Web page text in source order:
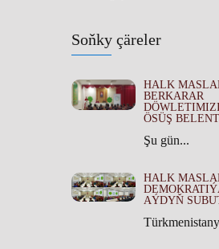
Soňky çäreler
HALK
BERKARAR
ÖSÜŞ
Şu gün...
HALK
AÝDYŇ